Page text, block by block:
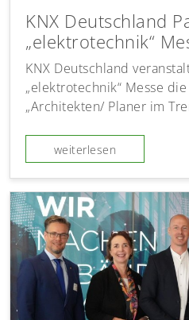
KNX Deutschland
„elektrotechnik“
KNX Deutschland
„elektrotechnik“ Messe
„Architekten/ Planer im
weiterlesen